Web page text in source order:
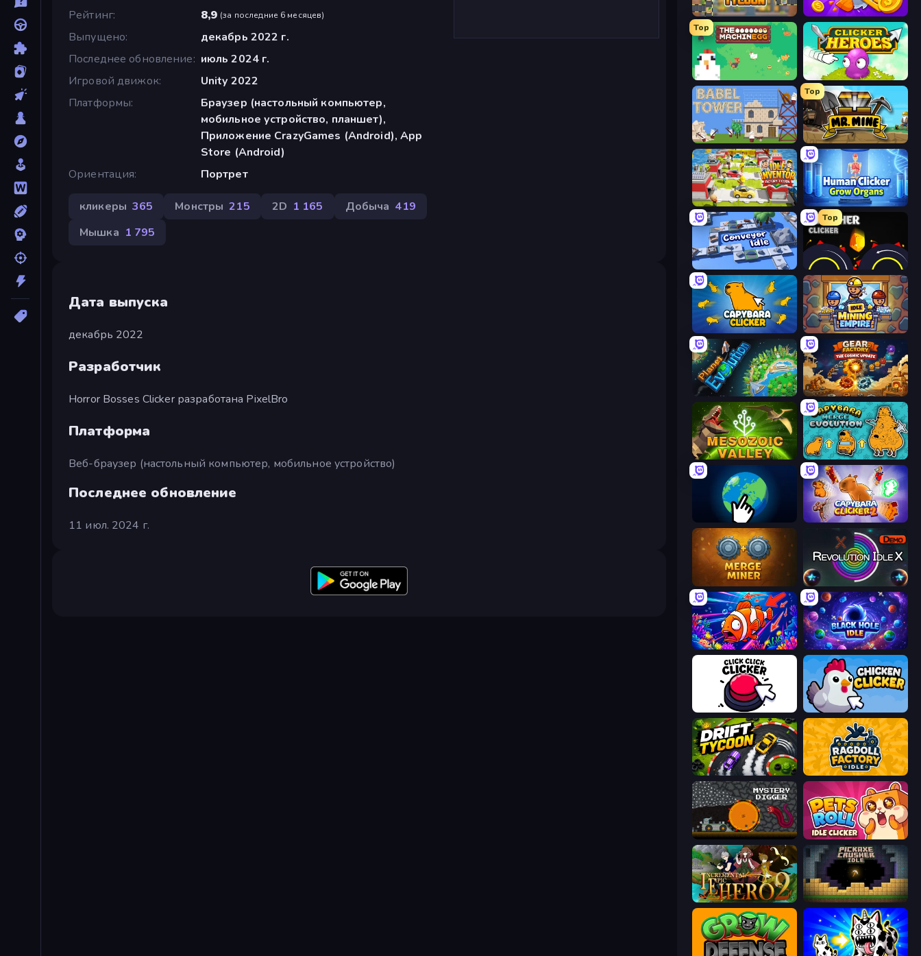
Рейтинг
8,9 (за последние 6 месяцев)
Выпущено
декабрь 2022 г.
Последнее обновление
июль 2024 г.
Игровой движок
Unity 2022
Платформы
Браузер (настольный компьютер,
мобильное устройство, планшет),
Приложение CrazyGames (Android), App
Store (Android)
Ориентация
Портрет
кликеры 365 Монстры 215 2D 1 165 Добыча 419
Мышка 1 795
Дата выпуска
декабрь 2022
Разработчик
Horror Bosses Clicker разработана PixelBro
Платформа
Веб-браузер (настольный компьютер, мобильное устройство)
Последнее обновление
11 июл. 2024 г.
Leek Factory Tycoon Farm Ring Idle
Top
The MachinEGG Clicker Heroes
Babel Tower
Top
Mr. Mine
Idle Inventor Human Clicker: Grow Organs
Conveyor Idle
Top
Crusher Clicker
Capybara Clicker Idle Mining Empire
Planet Evolution: Idle Clicker Gear Factory
Cell to Singularity: Mesozoic Valley Capybara Merge Evolution
Planet Clicker 2 Capybara Clicker 2
Merge Miner Revolution Idle X
Fish Catch Idle Black Hole Idle
Click Click Clicker Chicken Clicker
Drift Tycoon Ragdoll Factory Idle
Mystery Digger Pets Roll: Idle Clicker
Incremental Epic Hero 2 Pickaxe Crusher Idle